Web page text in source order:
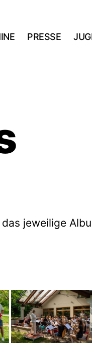
PRESSE
jeweilige